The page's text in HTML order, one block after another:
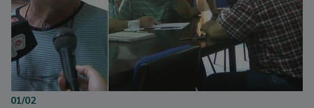
01/02